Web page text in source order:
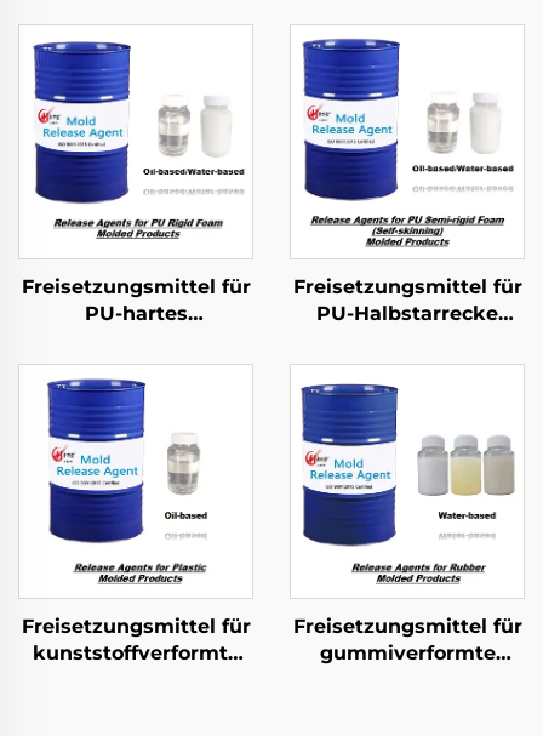
Freisetzungsmittel für
PU-hartes
Produkt
Freisetzungsmittel für
PU-Halbstarrecke
Produkte
Freisetzungsmittel für
kunststoffverformte
Freisetzungsmittel für
gummiverformte